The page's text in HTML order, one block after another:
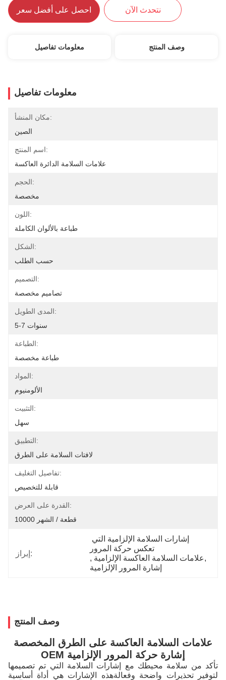
احصل على أفضل سعر نتحدث الآن
معلومات تفاصيل وصف المنتج
معلومات تفاصيل
مكان المنشأ:
الصين
اسم المنتج:
علامات السلامة الدائرة العاكسة
الحجم:
مخصصة
اللون:
طباعة بالألوان الكاملة
الشكل:
حسب الطلب
التصميم:
تصاميم مخصصة
المدى الطويل:
5-7 سنوات
الطباعة:
طباعة مخصصة
المواد:
الألومنيوم
التثبيت:
سهل
التطبيق:
لافتات السلامة على الطرق
تفاصيل التغليف:
قابلة للتخصيص
القدرة على العرض:
10000 قطعة / الشهر
إبراز:
تعكس حركة المرور
, علامات السلامة العاكسة الإلزامية,
إشارة المرور الإلزامية
وصف المنتج
علامات السلامة العاكسة على الطرق المخصصة
OEM إشارة حركة المرور الإلزامية
تأكد من سلامة محيطك مع إشارات السلامة التي تم تصميمها
لتوفير تحذيرات واضحة وفعالةهذه الإشارات هي أداة أساسية